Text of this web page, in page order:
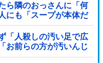
ら隣のおっさんに「何
も「スープが本体だ
が、塩分過剰だし味の
「人殺しの汚い足で広
お前らの方が汚いんじ